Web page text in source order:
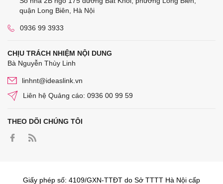
quận Long Biên, Hà Nội
0936 99 3933
CHỊU TRÁCH NHIỆM NỘI DUNG
Bà Nguyễn Thùy Linh
linhnt@ideaslink.vn
Liên hệ Quảng cáo: 0936 00 99 59
THEO DÕI CHÚNG TÔI
Giấy phép số: 4109/GXN-TTĐT do Sở TTTT Hà Nội cấp